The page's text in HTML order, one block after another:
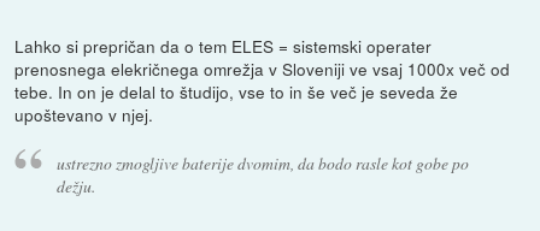
Lahko si prepričan da o tem ELES = sistemski operater
prenosnega elekričnega omrežja v Sloveniji ve vsaj 1000x več od
tebe. In on je delal to študijo, vse to in še več je seveda že
upoštevano v njej.
ustrezno zmogljive baterije dvomim, da bodo rasle kot gobe po
dežju.